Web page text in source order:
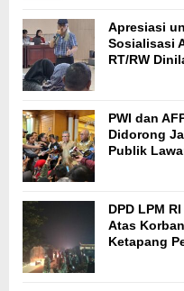
Apresiasi
Sosialisasi
RT/RW
PWI dan
Didorong
Publik
DPD LPM
Atas
Ketapang